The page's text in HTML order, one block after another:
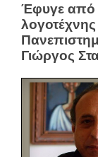
Έφυγε από
Γιώργος